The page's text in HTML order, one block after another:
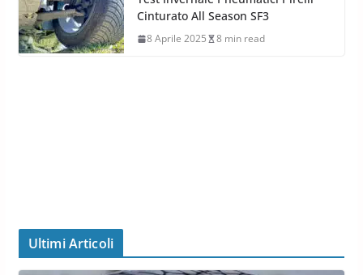
Cinturato All Season SF3
8 Aprile 2025 8 min read